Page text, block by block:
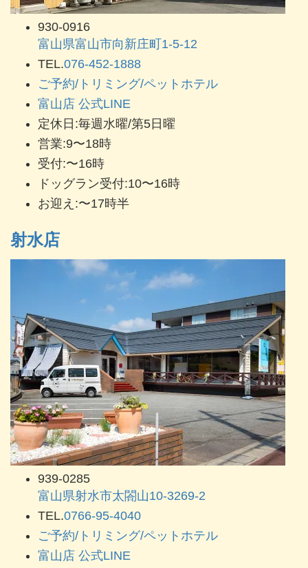
930-0916
富山県富山市向新庄町1-5-12
TEL.076-452-1888
ご予約/トリミング/ペットホテル
富山店 公式LINE
定休日:毎週水曜/第5日曜
営業:9〜18時
受付:〜16時
ドッグラン受付:10〜16時
お迎え:〜17時半
射水店
939-0285
富山県射水市太閤山10-3269-2
TEL.0766-95-4040
ご予約/トリミング/ペットホテル
富山店 公式LINE